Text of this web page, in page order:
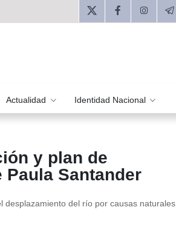
Actualidad Identidad Nacional
y plan de
Santander
del río por causas naturales,